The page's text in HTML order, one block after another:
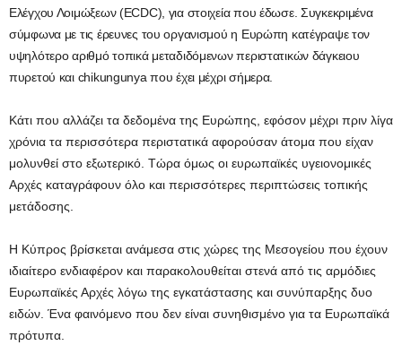
Ελέγχου Λοιμώξεων (ECDC), για στοιχεία που έδωσε. Συγκεκριμένα
σύμφωνα με τις έρευνες του οργανισμού η Ευρώπη κατέγραψε τον
υψηλότερο αριθμό τοπικά μεταδιδόμενων περιστατικών δάγκειου
πυρετού και chikungunya που έχει μέχρι σήμερα.
Κάτι που αλλάζει τα δεδομένα της Ευρώπης, εφόσον μέχρι πριν λίγα
χρόνια τα περισσότερα περιστατικά αφορούσαν άτομα που είχαν
μολυνθεί στο εξωτερικό. Τώρα όμως οι ευρωπαϊκές υγειονομικές
Αρχές καταγράφουν όλο και περισσότερες περιπτώσεις τοπικής
μετάδοσης.
Η Κύπρος βρίσκεται ανάμεσα στις χώρες της Μεσογείου που έχουν
ιδιαίτερο ενδιαφέρον και παρακολουθείται στενά από τις αρμόδιες
Ευρωπαϊκές Αρχές λόγω της εγκατάστασης και συνύπαρξης δυο
ειδών. Ένα φαινόμενο που δεν είναι συνηθισμένο για τα Ευρωπαϊκά
πρότυπα.